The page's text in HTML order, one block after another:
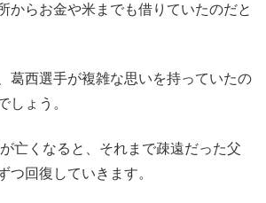
からお金や米までも借りていたのだと
葛西選手が複雑な思いを持っていたの
しょう。
亡くなると、それまで疎遠だった父
つ回復していきます。